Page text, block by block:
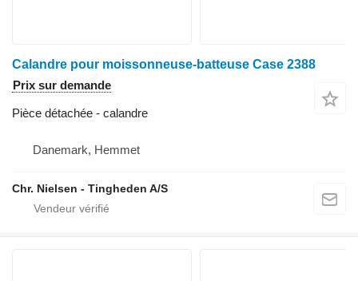
Calandre pour moissonneuse-batteuse Case 2388
Prix sur demande
Pièce détachée - calandre
Danemark, Hemmet
Chr. Nielsen - Tingheden A/S